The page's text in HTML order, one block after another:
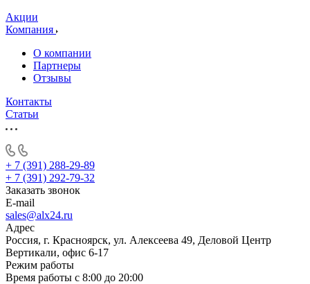
Акции
Компания
О компании
Партнеры
Отзывы
Контакты
Статьи
+ 7 (391) 288-29-89
+ 7 (391) 292-79-32
Заказать звонок
E-mail
sales@alx24.ru
Адрес
Россия, г. Красноярск, ул. Алексеева 49, Деловой Центр
Вертикали, офис 6-17
Режим работы
Время работы с 8:00 до 20:00